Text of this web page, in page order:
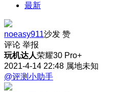
最新
noeasy911沙发 赞
评论 举报
玩机达人荣耀30 Pro+
2021-4-14 22:48 属地未知
@评测小助手